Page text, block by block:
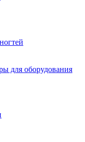
для оборудования